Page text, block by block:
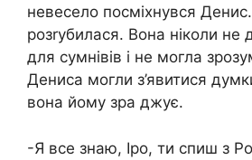
невесело посміхнувся Денис.
розrубилася. Вона ніколи не
для сумнівів і не могла
Дениса могли з’явитися
вона йому зра джує.
-Я все знаю, Іро, ти спиш з